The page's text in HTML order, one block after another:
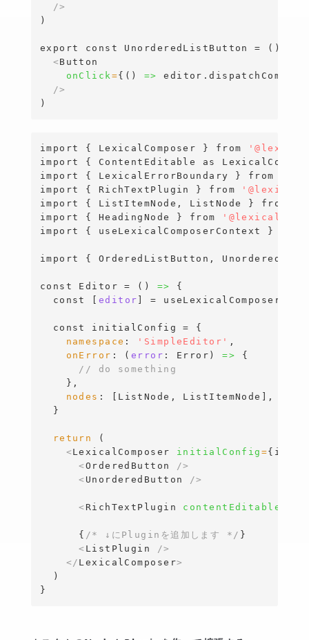
/>
)
export const UnorderedListButton = ()
<Button
onClick={ () =>
/>
import { LexicalComposer } from
import
{ ContentEditable as
import
{ LexicalErrorBoundary } from
import
{ RichTextPlugin } from
'@lexical/
import
{ ListItemNode, ListNode } from
import
{ HeadingNode } from
'@lexical/
import
{ useLexicalComposerContext }
import { OrderedListButton,
const Editor = () =>
{
const
editor =
const initialConfig = {
namespace : 'SimpleEditor' ,
onError : ( error : Error ) =>
{
// do something
} ,
nodes : ListNode, ListItemNode ,
}
return
(
<LexicalComposer initialConfig ={
<OrderedButton
/>
< UnorderedButton />
< RichTextPlugin contentEditable
{ /* ↓にPluginを追加します */ }
< ListPlugin
/>
</ LexicalComposer>
}